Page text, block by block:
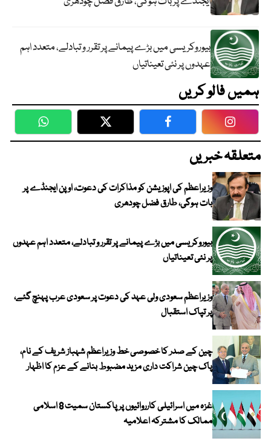
بیوروکریسی میں بڑے پیمانے پر تقرر و تبادلے، متعدد اہم
عہدوں پر نئی تعیناتیاں
ہمیں فالو کریں
WhatsApp Twitter Facebook
متعلقہ خبریں
وزیراعظم کی اپوزیشن کو مذاکرات کی دعوت، اوپن ایجنڈے پر
بات ہوگی، طارق فضل چودھری
بیوروکریسی میں بڑے پیمانے پر تقرر و تبادلے، متعدد اہم عہدوں
پر نئی تعیناتیاں
وزیراعظم سعودی ولی عہد کی دعوت پر سعودی عرب پہنچ گئے،
پر تپاک استقبال
چین کے صدر کا خصوصی خط وزیراعظم شہباز شریف کے نام،
پاک چین شراکت داری مزید مضبوط بنانے کے عزم کا اظہار
غزہ میں اسرائیلی کارروائیوں پر پاکستان سمیت 8 اسلامی
ممالک کا مشترکہ اعلامیہ